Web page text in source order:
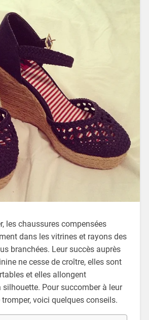
les chaussures compensées
dans les vitrines et rayons des
branchées. Leur succès auprès
ne cesse de croître, elles sont
et elles allongent
Pour succomber à leur
voici quelques conseils.